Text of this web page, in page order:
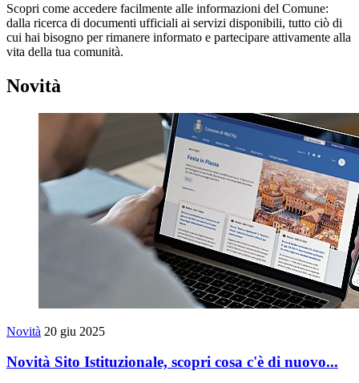
Scopri come accedere facilmente alle informazioni del Comune:
dalla ricerca di documenti ufficiali ai servizi disponibili, tutto ciò di
cui hai bisogno per rimanere informato e partecipare attivamente alla
vita della tua comunità.
Novità
Novità 20 giu 2025
Novità Sito Istituzionale, scopri cosa c'è di nuovo...